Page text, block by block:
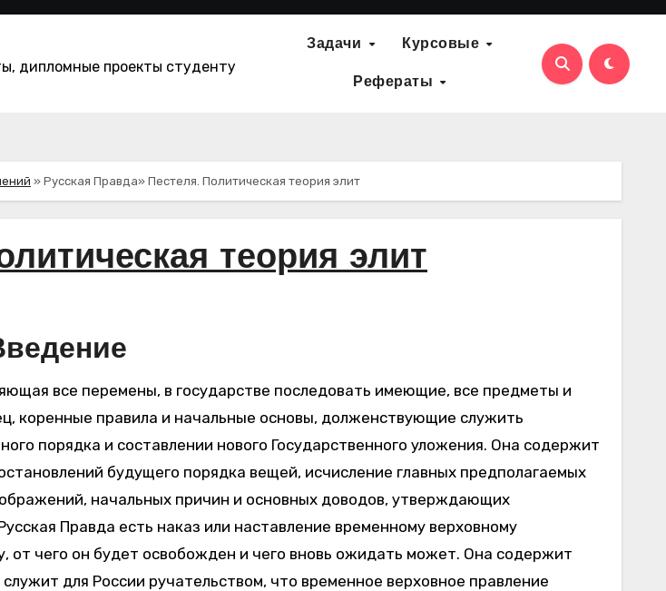
дипломные проекты студенту
Задачи Курсовые
Рефераты
» Русская Правда» Пестеля. Политическая теория элит
теория элит
коренные правила и начальные основы, долженствующие служить
порядка и составлении нового Государственного уложения. Она содержит
будущего порядка вещей, исчисление главных предполагаемых
начальных причин и основных доводов, утверждающих
Правда есть наказ или наставление временному верховному
от чего он будет освобожден и чего вновь ожидать может. Она содержит
для России ручательством, что временное верховное правление